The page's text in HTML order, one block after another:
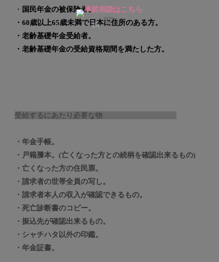
・ 国民年金の被保険者。
・60歳以上65歳未満で日本に住所のある方。
・老齢基礎年金受給者。
・老齢基礎年金の受給資格期間を満たした方。
受給するにあたり必要な物
・年金手帳。
・戸籍謄本。(亡くなった方との続柄を確認出来るもの)
・亡くなった方の住民票。
・請求者の世帯全員の写し。
・請求者本人の収入が確認できるもの。
・死亡診断書のコピー。
・振込先が確認出来るもの。
・シャチハタ以外の印鑑。
・年金証書。